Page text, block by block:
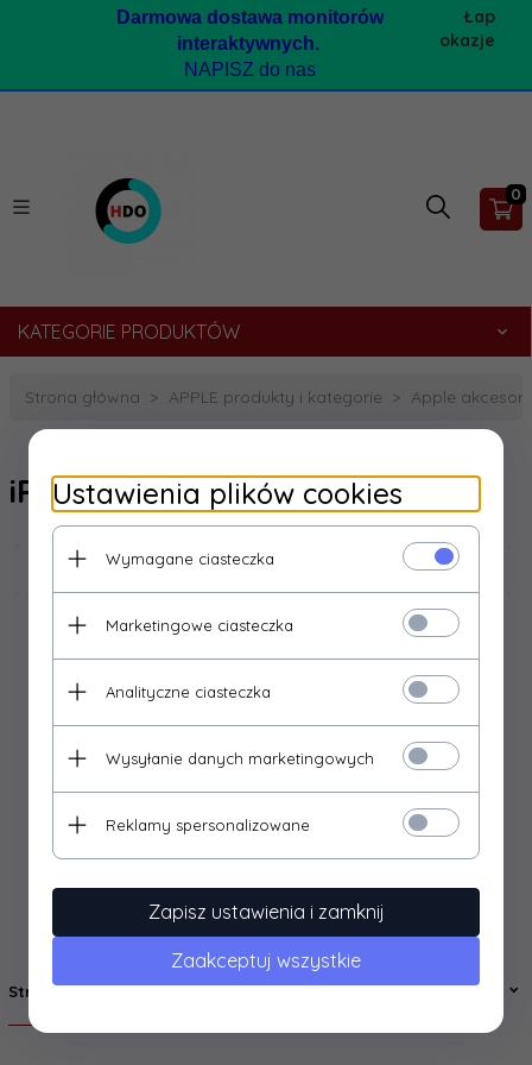
Darmowa dostawa monitorów
interaktywnych.
NAPISZ do nas
Łap
okazje
0
KATEGORIE PRODUKTÓW
Strona główna APPLE produkty i kategorie Apple
iPod akcesoria
pozostałe
Strony Informacyjne
Ustawienia plików cookies
Wymagane ciasteczka
Marketingowe ciasteczka
Analityczne ciasteczka
Wysyłanie danych marketingowych
Reklamy spersonalizowane
Zapisz ustawienia i zamknij
Zaakceptuj wszystkie